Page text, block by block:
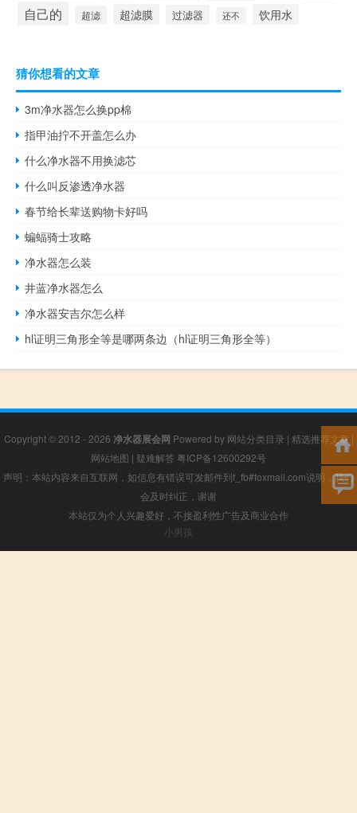
自己的 超滤 超滤膜 过滤器 还不 饮用水
猜你想看的文章
3m净水器怎么换pp棉
指甲油拧不开盖怎么办
什么净水器不用换滤芯
什么叫反渗透净水器
春节给长辈送购物卡好吗
蝙蝠骑士攻略
净水器怎么装
井蓝净水器怎么
净水器安吉尔怎么样
hl证明三角形全等是哪两条边（hl证明三角形全等）
Copyright © 2012 - 2026 净水器展会网 Powered by 网站分类目录 | 精选推荐文章 |
网站地图 | 疑难解答 粤ICP备12600292号
声明：本站内容来自互联网，如信息有错误可发邮件到f_fb#foxmail.com说明，我们
会及时纠正，谢谢
本站仅为个人兴趣爱好，不接盈利性广告及商业合作
小男孩